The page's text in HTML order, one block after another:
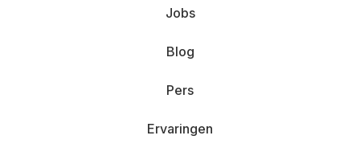
Jobs
Blog
Pers
Ervaringen